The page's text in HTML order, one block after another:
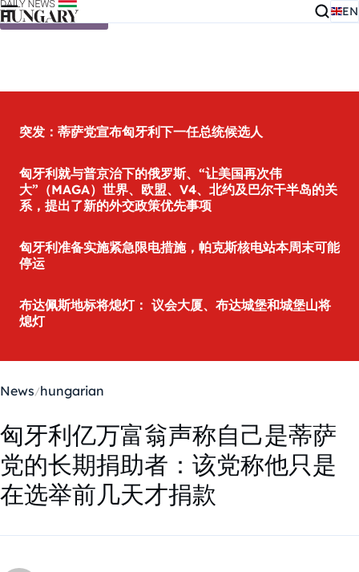
Skip to content EN
突发：蒂萨党宣布匈牙利下一任总统候选人
匈牙利就与普京治下的俄罗斯、“让美国再次伟
大”（MAGA）世界、欧盟、V4、北约及巴尔干半岛的关
系，提出了新的外交政策优先事项
匈牙利准备实施紧急限电措施，帕克斯核电站本周末可能
停运
布达佩斯地标将熄灯： 议会大厦、布达城堡和城堡山将
熄灯
News hungarian
匈牙利亿万富翁声称自己是蒂萨
党的长期捐助者：该党称他只是
在选举前几天才捐款